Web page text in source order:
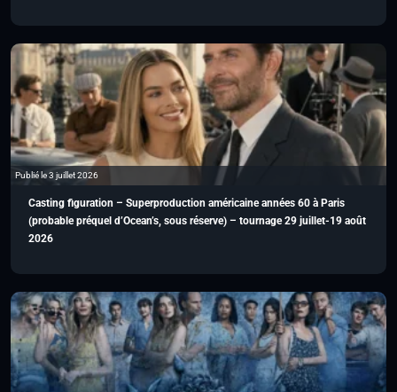
Publié le 3 juillet 2026
Casting figuration – Superproduction américaine années 60 à Paris
(probable préquel d’Ocean’s, sous réserve) – tournage 29 juillet-19 août
2026